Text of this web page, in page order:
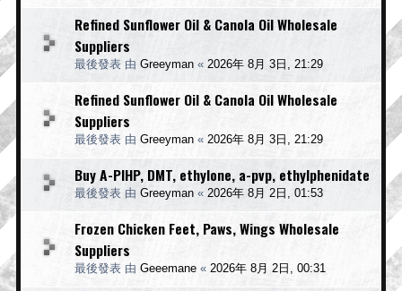
Refined Sunflower Oil & Canola Oil Wholesale
Suppliers
最後發表 由 Greeyman « 2026年 8月 3日, 21:29
Refined Sunflower Oil & Canola Oil Wholesale
Suppliers
最後發表 由 Greeyman « 2026年 8月 3日, 21:29
Buy A-PIHP, DMT, ethylone, a-pvp, ethylphenidate
最後發表 由 Greeyman « 2026年 8月 2日, 01:53
Frozen Chicken Feet, Paws, Wings Wholesale
Suppliers
最後發表 由 Geeemane « 2026年 8月 2日, 00:31